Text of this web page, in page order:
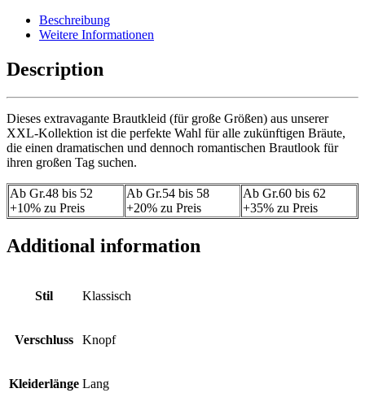
Beschreibung
Weitere Informationen
Description
Dieses extravagante Brautkleid (für große Größen) aus unserer
XXL-Kollektion ist die perfekte Wahl für alle zukünftigen Bräute,
die einen dramatischen und dennoch romantischen Brautlook für
ihren großen Tag suchen.
Ab Gr.48 bis 52
+10% zu Preis
Ab Gr.54 bis 58
+20% zu Preis
Ab Gr.60 bis 62
+35% zu Preis
Additional information
Stil Klassisch
Verschluss Knopf
Kleiderlänge Lang